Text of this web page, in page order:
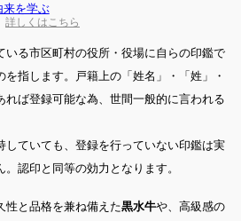
詳しくはこちら
いる市区町村の役所・役場に自らの印鑑で
指します。戸籍上の「姓名」・「姓」・
れば登録可能な為、世間一般的に言われる
していても、登録を行っていない印鑑は実
認印と同等の効力となります。
性と品格を兼ね備えた黒水牛や、高級感の